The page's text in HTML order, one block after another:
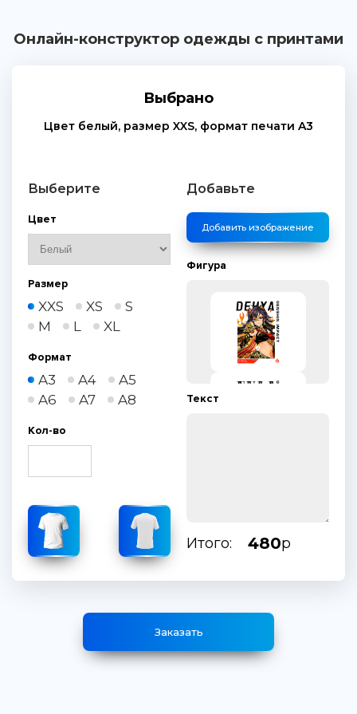
Онлайн-конструктор одежды с принтами
Выбрано
Цвет белый, размер XXS, формат печати A3
Выберите
Цвет
Размер
XXS XS
S
M
L XL
Формат
A3 A4
A5
A6
A7 A8
Кол-во
Добавьте
Добавить изображение
Фигура
Текст
Итого: 480р